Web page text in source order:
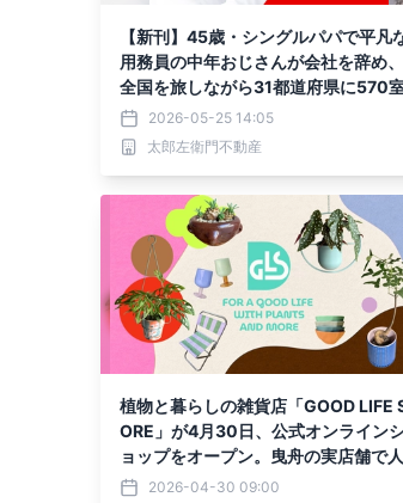
【新刊】45歳・シングルパパで平凡
用務員の中年おじさんが会社を辞め、
全国を旅しながら31都道府県に570
取得・家賃収入2.5億円になり「夢と自
由を掴み取った」男の話。白服大家・
神谷太郎左衛門 著『全国激安物件探
26年5月26日(火)発売。
2026-05-25 14:05
太郎左衛門不動産
植物と暮らしの雑貨店「GOOD LIFE
ORE」が4月30日、公式オンライン
ョップをオープン。曳舟の実店舗で人
気の一点物の植物やインテリア雑貨を
2026-04-30 09:00